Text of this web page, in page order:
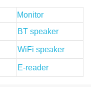
Monitor
BT speaker
WiFi speaker
E-reader